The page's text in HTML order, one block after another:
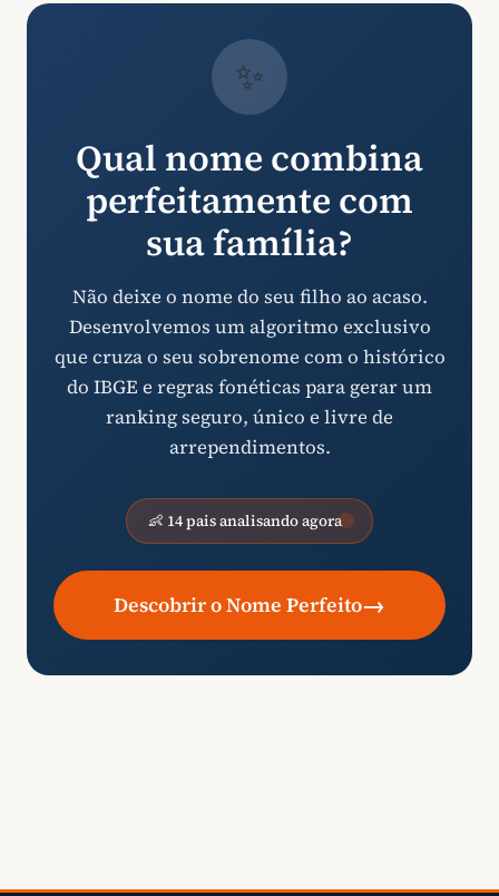
✨
Qual nome combina
perfeitamente com
sua família?
Não deixe o nome do seu filho ao acaso.
Desenvolvemos um algoritmo exclusivo
que cruza o seu sobrenome com o histórico
do IBGE e regras fonéticas para gerar um
ranking seguro, único e livre de
arrependimentos.
👶 14 pais analisando agora
Descobrir o Nome Perfeito→